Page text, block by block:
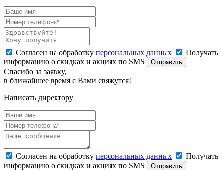
Согласен на обработку персональных данных
Получать
информацию о скидках и акциях по SMS
Отправить
Спасибо за заявку,
в ближайшее время с Вами свяжутся!
Написать директору
Согласен на обработку персональных данных
Получать
информацию о скидках и акциях по SMS
Отправить